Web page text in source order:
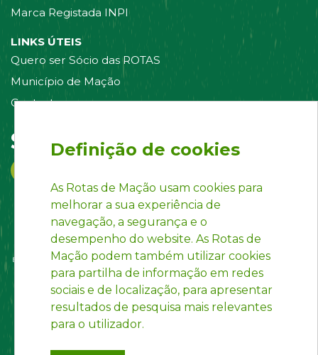
Marca Registada INPI
LINKS ÚTEIS
Quero ser Sócio das ROTAS
Município de Mação
Contacte-nos
Siga-nos em:
Definição de cookies
As Rotas de Mação usam cookies para
melhorar a sua experiência de
navegação, a segurança e o
desempenho do website. As Rotas de
Mação podem também utilizar cookies
para partilha de informação em redes
sociais e de localização, para apresentar
resultados de pesquisa mais relevantes
para o utilizador.